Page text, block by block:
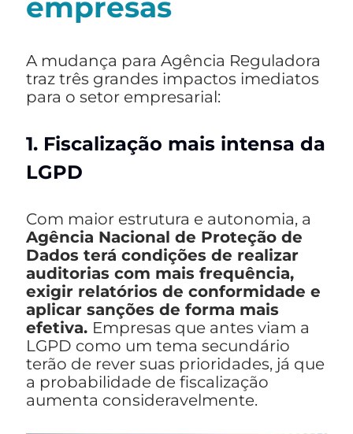
empresas
A mudança para Agência Reguladora
traz três grandes impactos imediatos
para o setor empresarial:
1. Fiscalização mais intensa da
LGPD
Com maior estrutura e autonomia, a
Agência Nacional de Proteção de
Dados terá condições de realizar
auditorias com mais frequência,
exigir relatórios de conformidade e
aplicar sanções de forma mais
efetiva. Empresas que antes viam a
LGPD como um tema secundário
terão de rever suas prioridades, já que
a probabilidade de fiscalização
aumenta consideravelmente.